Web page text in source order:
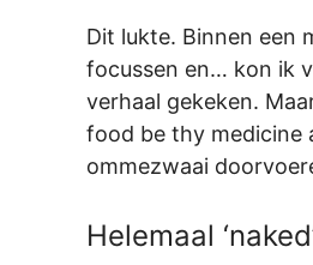
Dit lukte. Binnen een
focussen en… kon ik
verhaal gekeken.
food be thy medicine
ommezwaai
Helemaal